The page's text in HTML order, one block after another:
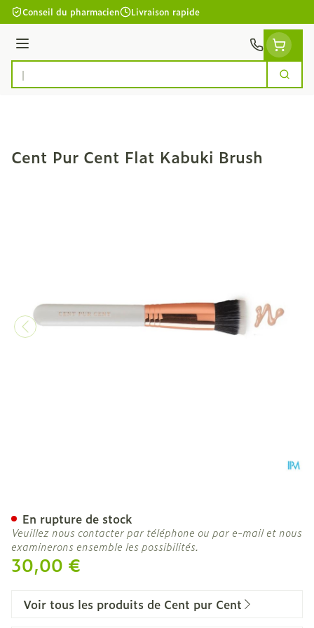
Aller au contenu
Conseil du pharmacien Livraison rapide
Menu
Rechercher
Cent Pur Cent Flat Kabuki Brush
30,00 €
En rupture de stock
Veuillez nous contacter par téléphone ou par e-mail et nous
examinerons ensemble les possibilités.
Voir tous les produits de Cent pur Cent